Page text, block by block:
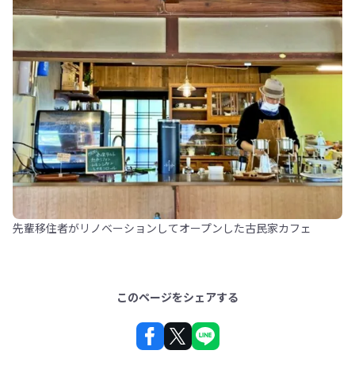
先輩移住者がリノベーションしてオープンした古民家カフェ
このページをシェアする